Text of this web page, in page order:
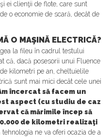
ei clienţii de flote, care sunt
o economie de scară, decât de
O MAŞINĂ ELECTRICĂ?
la fileu în cadrul testului
că, dacă posesorii unui Fluence
kilometri pe an, cheltuielile
sunt mai mici decât cele unei
încercat să facem un
aspect (cu studiu de caz
că mărimile încep să
de kilometri realizaţi
tehnologia ne va oferi ocazia de a